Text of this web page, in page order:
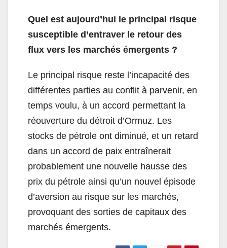
Quel est aujourd’hui le principal risque
susceptible d’entraver le retour des
flux vers les marchés émergents ?
Le principal risque reste l’incapacité des
différentes parties au conflit à parvenir, en
temps voulu, à un accord permettant la
réouverture du détroit d’Ormuz. Les
stocks de pétrole ont diminué, et un retard
dans un accord de paix entraînerait
probablement une nouvelle hausse des
prix du pétrole ainsi qu’un nouvel épisode
d’aversion au risque sur les marchés,
provoquant des sorties de capitaux des
marchés émergents.